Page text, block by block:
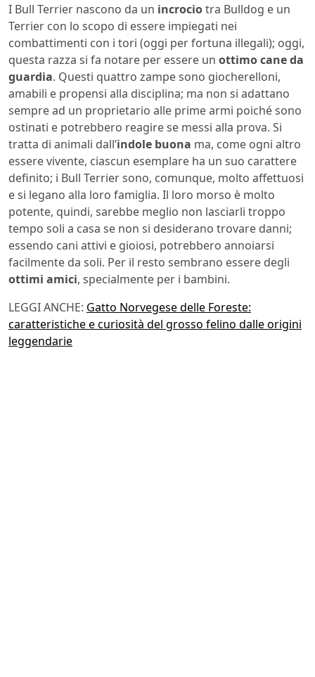
I Bull Terrier nascono da un incrociotra Bulldog e un
Terrier con lo scopo di essere impiegati nei
combattimenti con i tori (oggi per fortuna illegali); oggi,
questa razza si fa notare per essere un ottimo cane da
guardia. Questi quattro zampe sono giocherelloni,
amabili e propensi alla disciplina; ma non si adattano
sempre ad un proprietario alle prime armi poiché sono
ostinati e potrebbero reagire se messi alla prova. Si
tratta di animali dall’indole buona ma, come ogni altro
essere vivente, ciascun esemplare ha un suo carattere
definito; i Bull Terrier sono, comunque, molto affettuosi
e si legano alla loro famiglia. Il loro morso è molto
potente, quindi, sarebbe meglio non lasciarli troppo
tempo soli a casa se non si desiderano trovare danni;
essendo cani attivi e gioiosi, potrebbero annoiarsi
facilmente da soli. Per il resto sembrano essere degli
ottimi amici, specialmente per i bambini.
LEGGI ANCHE: Gatto Norvegese delle Foreste:
caratteristiche e curiosità del grosso felino dalle origini
leggendarie